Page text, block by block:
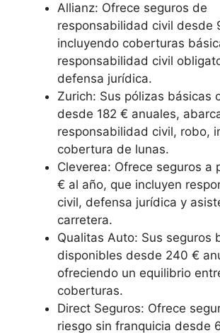
Allianz: Ofrece seguros de
responsabilidad civil desde
incluyendo coberturas
responsabilidad civil
defensa jurídica.
Zurich: Sus pólizas básicas
desde 182 € anuales,
responsabilidad civil, robo,
cobertura de lunas.
Cleverea: Ofrece seguros a
€ al año, que incluyen
civil, defensa jurídica y
carretera.
Qualitas Auto: Sus seguros
disponibles desde 240 €
ofreciendo un equilibrio
coberturas.
Direct Seguros: Ofrece
riesgo sin franquicia desde